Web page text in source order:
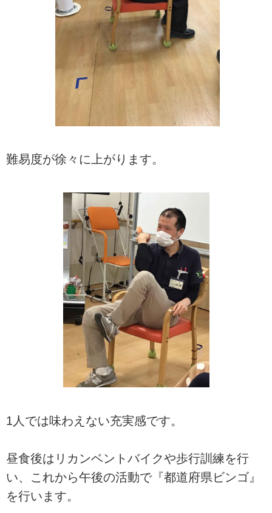
難易度が徐々に上がります。
1人では味わえない充実感です。
昼食後はリカンベントバイクや歩行訓練を行
い、これから午後の活動で『都道府県ビンゴ』
を行います。